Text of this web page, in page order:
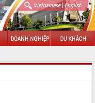
Vietnamese| English
DOANH NGHIỆP DU KHÁCH